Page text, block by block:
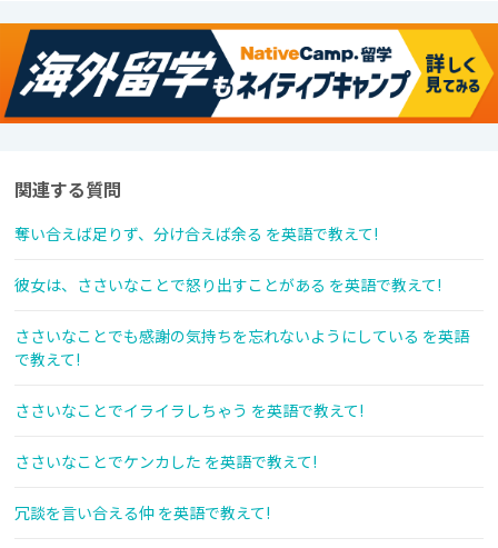
関連する質問
奪い合えば足りず、分け合えば余る を英語で教えて!
彼女は、ささいなことで怒り出すことがある を英語で教えて!
ささいなことでも感謝の気持ちを忘れないようにしている を英語
で教えて!
ささいなことでイライラしちゃう を英語で教えて!
ささいなことでケンカした を英語で教えて!
冗談を言い合える仲 を英語で教えて!